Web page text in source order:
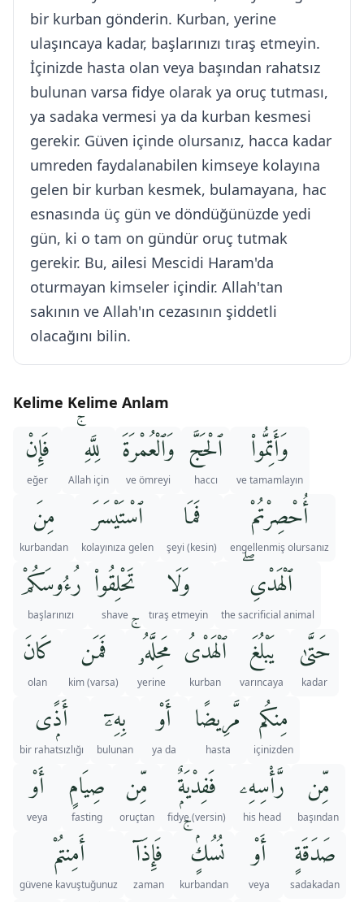
bir kurban gönderin. Kurban, yerine
ulaşıncaya kadar, başlarınızı tıraş etmeyin.
İçinizde hasta olan veya başından rahatsız
bulunan varsa fidye olarak ya oruç tutması,
ya sadaka vermesi ya da kurban kesmesi
gerekir. Güven içinde olursanız, hacca kadar
umreden faydalanabilen kimseye kolayına
gelen bir kurban kesmek, bulamayana, hac
esnasında üç gün ve döndüğünüzde yedi
gün, ki o tam on gündür oruç tutmak
gerekir. Bu, ailesi Mescidi Haram'da
oturmayan kimseler içindir. Allah'tan
sakının ve Allah'ın cezasının şiddetli
olacağını bilin.
Kelime Kelime Anlam
وَأَتِمُّوا۟
ve tamamlayın
ٱلْحَجَّ
haccı
وَٱلْعُمْرَةَ
ve ömreyi
لِلَّهِ ۚ
Allah için
فَإِنْ
eğer
أُحْصِرْتُمْ
engellenmiş olursanız
فَمَا
şeyi (kesin)
ٱسْتَيْسَرَ
kolayınıza gelen
مِنَ
kurbandan
ٱلْهَدْىِ ۖ
the sacrificial animal
وَلَا
tıraş etmeyin
تَحْلِقُوا۟
shave
رُءُوسَكُمْ
başlarınızı
حَتَّىٰ
kadar
يَبْلُغَ
varıncaya
ٱلْهَدْىُ
kurban
مَحِلَّهُۥ ۚ
yerine
فَمَن
kim (varsa)
كَانَ
olan
مِنكُم
içinizden
مَّرِيضًا
hasta
أَوْ
ya da
بِهِۦٓ
bulunan
أَذًۭى
bir rahatsızlığı
مِّن
başından
رَّأْسِهِۦ
his head
فَفِدْيَةٌۭ
fidye (versin)
مِّن
oruçtan
صِيَامٍ
fasting
أَوْ
veya
صَدَقَةٍ
sadakadan
أَوْ
veya
نُسُكٍۢ ۚ
kurbandan
فَإِذَآ
zaman
أَمِنتُمْ
güvene kavuştuğunuz